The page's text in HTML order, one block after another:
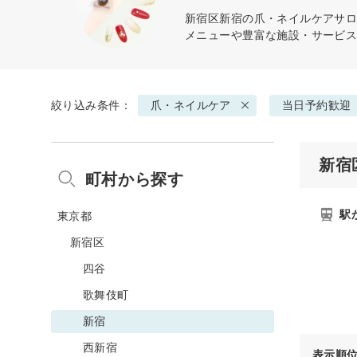
新宿区新宿の爪・ネイルケアサ
メニューや豊富な施設・サービ
絞り込み条件： 爪・ネイルケア 当日予約歓迎
新宿
駅
町村から探す
東京都
新宿区
四谷
歌舞伎町
新宿
西新宿